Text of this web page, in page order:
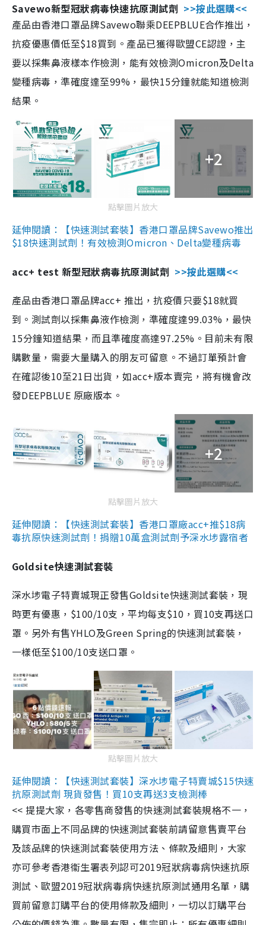
Savewo新型冠狀病毒快速抗原測試劑 >>按此選購<<
產品由香港口罩品牌Savewo聯乘DEEPBLUE合作推出，
抗疫優惠價低至$18買到。產品已獲得歐盟CE認證，主
要以採集鼻液樣本作檢測，能有效檢測Omicron及Delta
變種病毒，準確度達至99%，最快15分鐘就能知道檢測
結果。
+2
點擊圖片放大
延伸閱讀：【快速測試套裝】香港口罩品牌Savewo推出
$18快速測試劑！有效檢測Omicron、Delta變種病毒
acc+ test 新型冠狀病毒抗原測試劑 >>按此選購<<
產品由香港口罩品牌acc+ 推出，抗疫價只要$18就買
到。測試劑以採集鼻液作檢測，準確度達99.03%，最快
15分鐘知道結果，而且準確度高達97.25%。目前未有限
購數量，需要大量購入的朋友可留意。不過訂單預計會
在確認後10至21日出貨，如acc+版本賣完，將有機會改
發DEEPBLUE 原廠版本。
+2
點擊圖片放大
延伸閱讀：【快速測試套裝】香港口罩廠acc+推$18病
毒抗原快速測試劑！捐贈10萬盒測試劑予深水埗露宿者
Goldsite快速測試套裝
深水埗電子特賣城現正發售Goldsite快速測試套裝，現
時更有優惠，$100/10支，平均每支$10，買10支再送口
罩。另外有售YHLO及Green Spring的快速測試套裝，
一樣低至$100/10支送口罩。
點擊圖片放大
延伸閱讀：【快速測試套裝】深水埗電子特賣城$15快速
抗原測試劑 現貨發售！買10支再送3支檢測棒
<< 提提大家，各零售商發售的快速測試套裝規格不一，
購買市面上不同品牌的快速測試套裝前請留意售賣平台
及該品牌的快速測試套裝使用方法、條款及細則，大家
亦可參考香港衞生署表列認可2019冠狀病毒病快速抗原
測試、歐盟2019冠狀病毒病快速抗原測試通用名單，購
買前留意訂購平台的使用條款及細則，一切以訂購平台